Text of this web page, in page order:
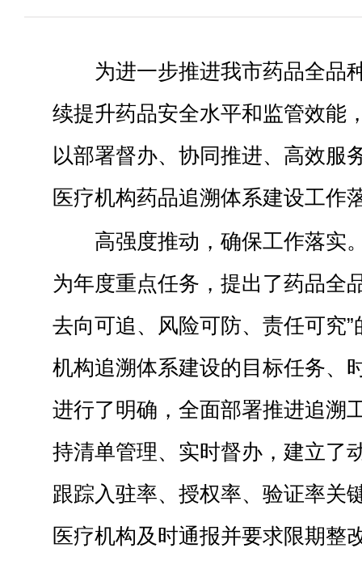
为进一步推进我市药品全品
续提升药品安全水平和监管效能
以部署督办、协同推进、高效服
医疗机构药品追溯体系建设工作
高强度推动，确保工作落实
为年度重点任务，提出了药品全
去向可追、风险可防、责任可究
机构追溯体系建设的目标任务、
进行了明确，全面部署推进追溯
持清单管理、实时督办，建立了
跟踪入驻率、授权率、验证率关
医疗机构及时通报并要求限期整